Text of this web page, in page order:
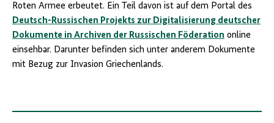
Roten Armee erbeutet. Ein Teil davon ist auf dem Portal des
Deutsch-Russischen Projekts zur Digitalisierung deutscher
Dokumente in Archiven der Russischen Föderation online
einsehbar. Darunter befinden sich unter anderem Dokumente
mit Bezug zur Invasion Griechenlands.